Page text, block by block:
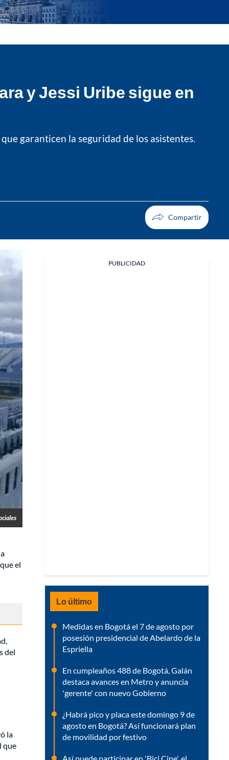
y Jessi Uribe sigue en
garanticen la seguridad de los asistentes.
el
del
la
que
PUBLICIDAD
Lo último
Medidas en Bogotá el 7 de agosto por
posesión presidencial de Abelardo de la
Espriella
En cumpleaños 488 de Bogotá, Galán
destaca avances en Metro y anuncia
'gerente' con nuevo Gobierno
¿Habrá pico y placa este domingo 9 de
agosto en Bogotá? Así funcionará plan
de movilidad por festivo